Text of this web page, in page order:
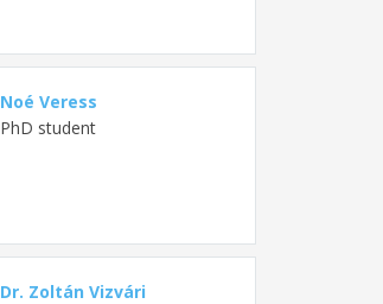
Noé Veress
PhD student
Dr. Zoltán Vizvári